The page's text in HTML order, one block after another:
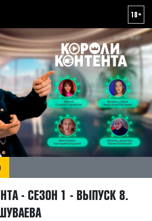
18+
- СЕЗОН 1 - ВЫПУСК 8.